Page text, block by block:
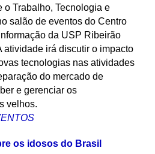
o Trabalho, Tecnologia e
salão de eventos do Centro
da USP Ribeirão
atividade irá discutir o impacto
tecnologias nas atividades
do mercado de
e gerenciar os
velhos.
os idosos do Brasil